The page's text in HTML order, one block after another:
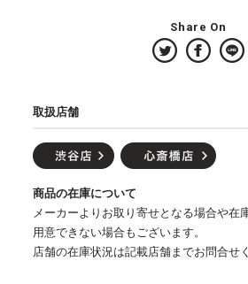
Share On
取扱店舗
商品の在庫について
メーカーよりお取り寄せとなる場合や在
用意できない場合もございます。
店舗の在庫状況は記載店舗までお問合せ